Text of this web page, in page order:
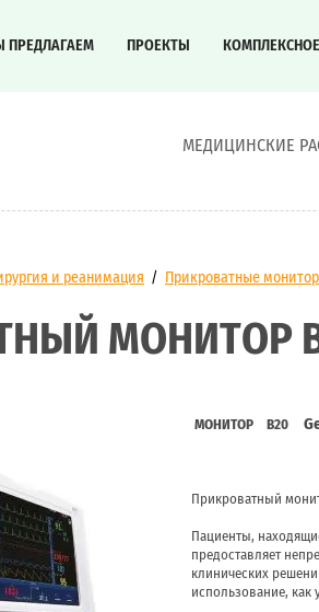
ПРЕДЛАГАЕМ ПРОЕКТЫ
МЕДИЦИНСКИЕ
и реанимация / Прикроватные
МОНИТОР
МОНИТОР B20
Прикроватный
Пациенты,
предоставляет
клинических
использование, как